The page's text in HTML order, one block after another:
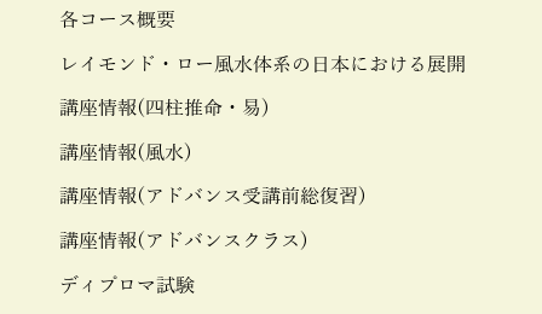
各コース概要
レイモンド・ロー風水体系の日本における展開
講座情報(四柱推命・易)
講座情報(風水)
講座情報(アドバンス受講前総復習)
講座情報(アドバンスクラス)
ディプロマ試験